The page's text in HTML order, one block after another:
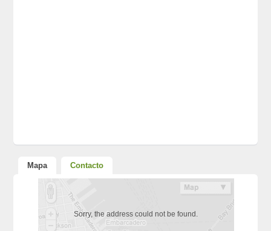
Mapa Contacto
Sorry, the address could not be found.